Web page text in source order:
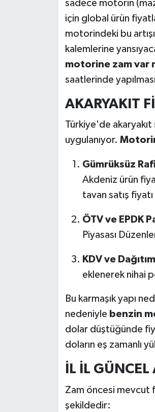
sadece motorin
için global ürün
motorindeki bu
kalemlerine
motorine zam var
saatlerinde
AKARYAKIT
Türkiye'de akaryakıt
uygulanıyor.
Gümrüksüz
Akdeniz ürün
tavan satış
ÖTV ve EPDK
Piyasası
KDV ve
eklenerek nihai
Bu karmaşık yapı
nedeniyle benzin
dolar düştüğünde
doların eş zamanlı
İL İL
Zam öncesi mevcut
şekildedir: